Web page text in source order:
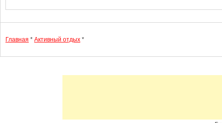
Главная * Активный отдых *